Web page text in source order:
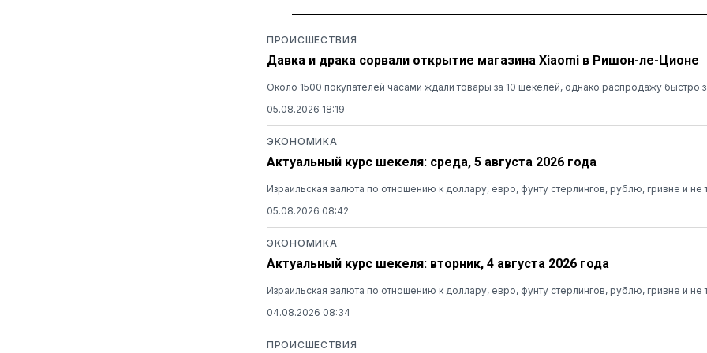
ПРОИСШЕСТВИЯ
Давка и драка сорвали открытие магазина Xiaomi в Ришон-ле-Ционе
Около 1500 покупателей часами ждали товары за 10 шекелей, однако распродажу быстро
05.08.2026 18:19
ЭКОНОМИКА
Актуальный курс шекеля: среда, 5 августа 2026 года
Израильская валюта по отношению к доллару, евро, фунту стерлингов, рублю, гривне и не
05.08.2026 08:42
ЭКОНОМИКА
Актуальный курс шекеля: вторник, 4 августа 2026 года
Израильская валюта по отношению к доллару, евро, фунту стерлингов, рублю, гривне и не
04.08.2026 08:34
ПРОИСШЕСТВИЯ